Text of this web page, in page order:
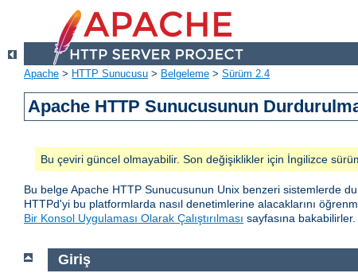
Apache > HTTP Sunucusu > Belgeleme > Sürüm 2.4
Apache HTTP Sunucusunun
Bu çeviri güncel olmayabilir. Son değişiklikler için İngilizce
Bu belge Apache HTTP Sunucusunun Unix benzeri sistemlerde
HTTPd'yi bu platformlarda nasıl denetimlerine alacaklarını
Bir Konsol Uygulaması Olarak Çalıştırılması sayfasına bakabilirler.
Giriş